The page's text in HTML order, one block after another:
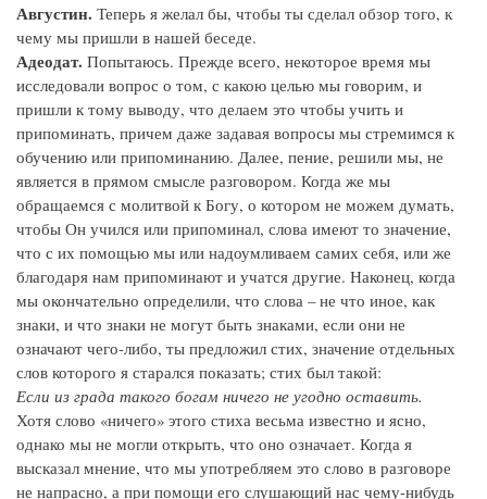
Августин. Теперь я желал бы, чтобы ты сделал обзор того, к
чему мы пришли в нашей беседе.
Адеодат. Попытаюсь. Прежде всего, некоторое время мы
исследовали вопрос о том, с какою целью мы говорим, и
пришли к тому выводу, что делаем это чтобы учить и
припоминать, причем даже задавая вопросы мы стремимся к
обучению или припоминанию. Далее, пение, решили мы, не
является в прямом смысле разговором. Когда же мы
обращаемся с молитвой к Богу, о котором не можем думать,
чтобы Он учился или припоминал, слова имеют то значение,
что с их помощью мы или надоумливаем самих себя, или же
благодаря нам припоминают и учатся другие. Наконец, когда
мы окончательно определили, что слова – не что иное, как
знаки, и что знаки не могут быть знаками, если они не
означают чего-либо, ты предложил стих, значение отдельных
слов которого я старался показать; стих был такой:
Если из града такого богам ничего не угодно оставить.
Хотя слово «ничего» этого стиха весьма известно и ясно,
однако мы не могли открыть, что оно означает. Когда я
высказал мнение, что мы употребляем это слово в разговоре
не напрасно, а при помощи его слушающий нас чему-нибудь